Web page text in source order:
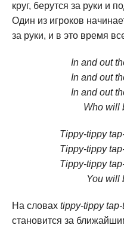
круг, берутся за руки и
Один из игроков
за руки, и в это время
In and out
In and out
In and out
Who will
Tippy-tippy
Tippy-tippy
Tippy-tippy
You will
На словах tippy-tippy
становится за